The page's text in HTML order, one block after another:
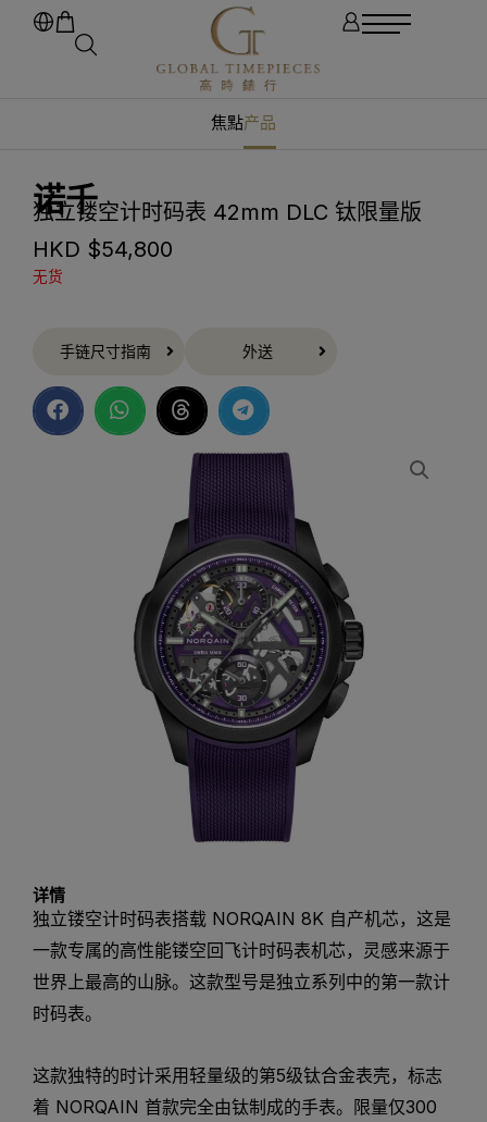
焦點产品
诺千
独立镂空计时码表 42mm DLC 钛限量版
HKD $54,800
无货
手链尺寸指南 外送
详情
独立镂空计时码表搭载 NORQAIN 8K 自产机芯，这是
一款专属的高性能镂空回飞计时码表机芯，灵感来源于
世界上最高的山脉。这款型号是独立系列中的第一款计
时码表。
这款独特的时计采用轻量级的第5级钛合金表壳，标志
着 NORQAIN 首款完全由钛制成的手表。限量仅300